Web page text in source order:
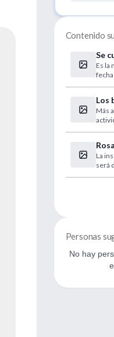
Contenido
Se
Es la
Los
Más
los
La
será
Personas
No hay